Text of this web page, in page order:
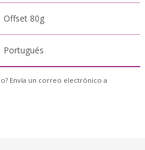
Offset 80g
Portugués
Envía un correo electrónico a